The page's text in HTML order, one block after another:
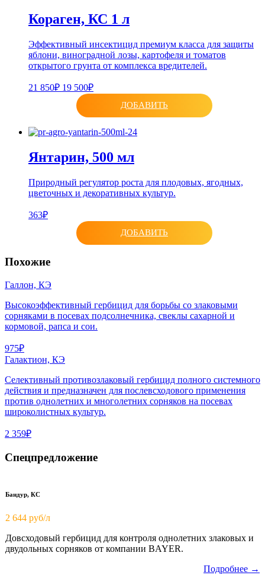
Кораген, КС 1 л
Эффективный инсектицид премиум класса для защиты
яблони, виноградной лозы, картофеля и томатов
открытого грунта от комплекса вредителей.
21 850₽ 19 500₽
ДОБАВИТЬ
Янтарин, 500 мл
Природный регулятор роста для плодовых, ягодных,
цветочных и декоративных культур.
363₽
ДОБАВИТЬ
Похожие
Галлон, КЭ
Высокоэффективный гербицид для борьбы со злаковыми
сорняками в посевах подсолнечника, свеклы сахарной и
кормовой, рапса и сои.
975₽
Галактион, КЭ
Селективный противозлаковый гербицид полного системного
действия и предназначен для послевсходового применения
против однолетних и многолетних сорняков на посевах
широколистных культур.
2 359₽
Спецпредложение
Бандур, КС
2 644 руб/л
Довсходовый гербицид для контроля однолетних злаковых и
двудольных сорняков от компании BAYER.
Подробнее →